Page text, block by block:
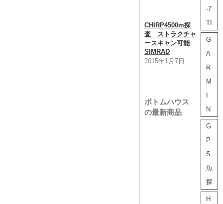
CHIRP4500m探
査 ストラクチャ
ースキャン可能
SIMRAD
2015年1月7日
「
t1を
か？
オン
ない
2014
ボトムハウス
の最新商品
-7
TI
G
A
R
M
N
G
P
S
魚
探
H